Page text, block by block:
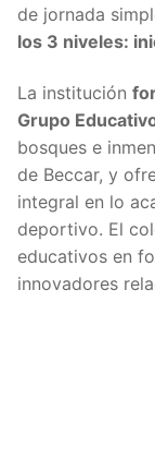
de jornada
los 3 niveles:
La institución
Grupo
bosques e
de Beccar, y
integral en lo
deportivo. El
educativos en
innovadores